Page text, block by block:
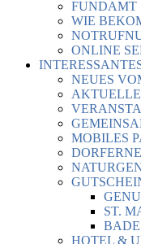
FUNDAMT
WIE
ONLINE
NEUES
MOBILES
ST.
HOTEL &